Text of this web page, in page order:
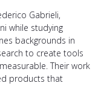
Gabrieli,
while studying
backgrounds in
to create tools
Their work
products that